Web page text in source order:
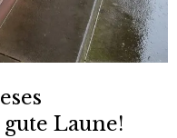
Laune!